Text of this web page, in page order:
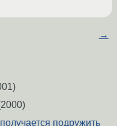
→
подружить